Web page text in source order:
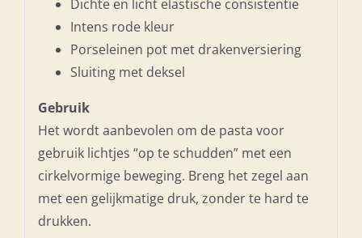
Dichte en licht elastische consistentie
Intens rode kleur
Porseleinen pot met drakenversiering
Sluiting met deksel
Gebruik
Het wordt aanbevolen om de pasta voor
gebruik lichtjes “op te schudden” met een
cirkelvormige beweging. Breng het zegel aan
met een gelijkmatige druk, zonder te hard te
drukken.